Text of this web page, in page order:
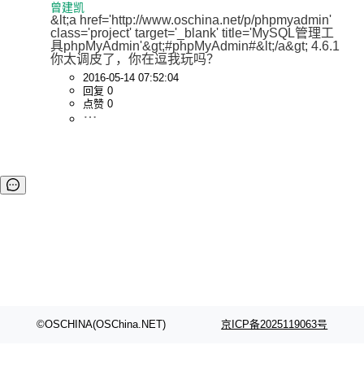
曾建凯
&lt;a href='http://www.oschina.net/p/phpmyadmin'
class='project' target='_blank' title='MySQL管理工
具phpMyAdmin'&gt;#phpMyAdmin#&lt;/a&gt; 4.6.1
你太调皮了，你在逗我玩吗？
2016-05-14 07:52:04
回复 0
点赞 0
©OSCHINA(OSChina.NET) 京ICP备2025119063号